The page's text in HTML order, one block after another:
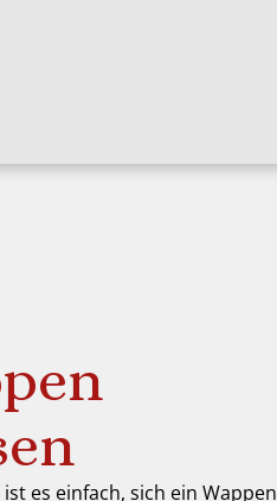
ist es einfach, sich ein Wappen